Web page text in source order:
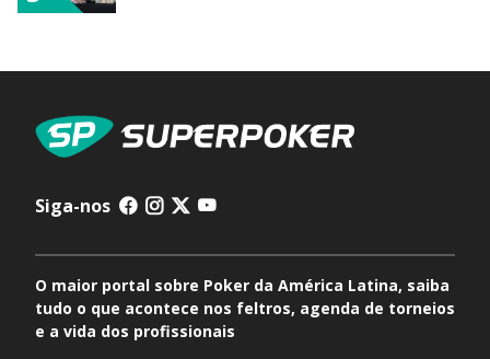
Siga-nos
O maior portal sobre Poker da América Latina, saiba
tudo o que acontece nos feltros, agenda de torneios
e a vida dos profissionais